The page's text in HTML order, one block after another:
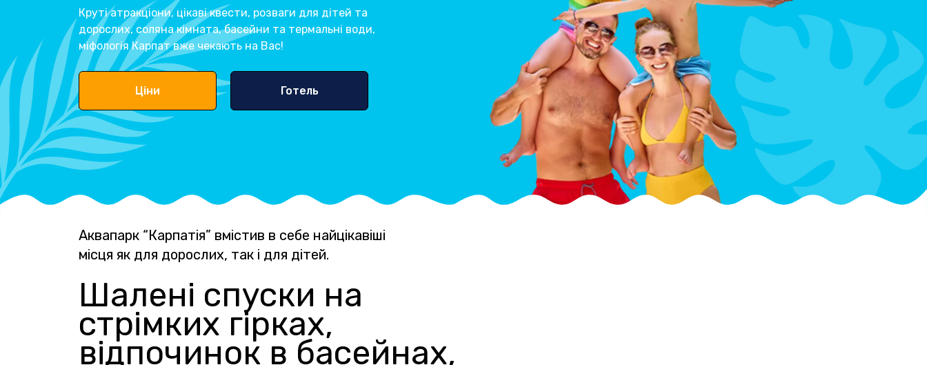
Круті атракціони, цікаві квести, розваги для дітей та
дорослих, соляна кімната, басейни та термальні води,
міфологія Карпат вже чекають на Вас!
Ціни Готель
Аквапарк “Карпатія” вмістив в себе найцікавіші
місця як для дорослих, так і для дітей.
Шалені спуски на
стрімких гірках,
відпочинок в басейнах,